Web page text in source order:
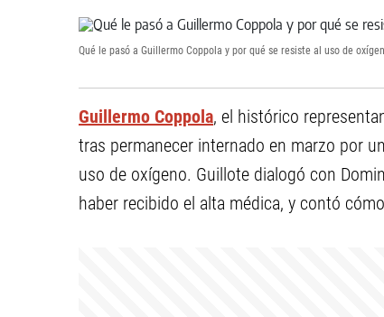
Qué le pasó a Guillermo Coppola y por qué se resiste al uso de
Guillermo Coppola, el histórico
tras permanecer internado en marzo por
uso de oxígeno. Guillote dialogó con
haber recibido el alta médica, y contó